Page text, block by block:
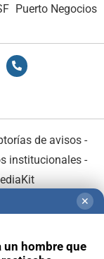
Puerto Negocios
de avisos -
institucionales-
✕
un hombre que